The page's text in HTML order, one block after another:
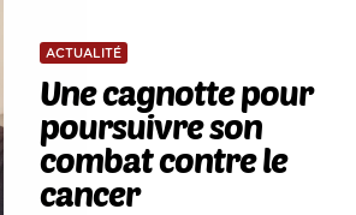
ACTUALITÉ
Une cagnotte pour
poursuivre son
combat contre le
cancer